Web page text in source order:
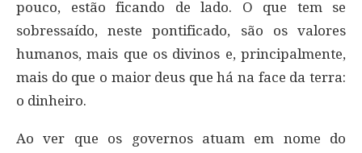
pouco, estão ficando de lado. O que tem se
sobressaído, neste pontificado, são os valores
humanos, mais que os divinos e, principalmente,
mais do que o maior deus que há na face da terra:
o dinheiro.
Ao ver que os governos atuam em nome do